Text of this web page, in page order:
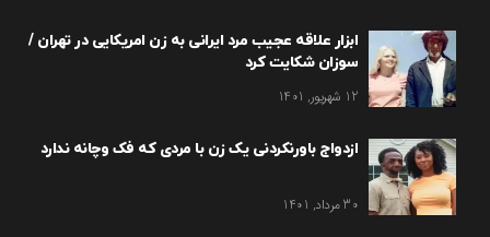
ابزار علاقه عجیب مرد ایرانی به زن امریکایی در تهران /
سوزان شکایت کرد
12 شهریور, 1401
ازدواج باورنکردنی یک زن با مردی که فک وچانه ندارد
30 مرداد, 1401